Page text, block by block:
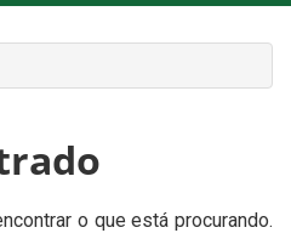
o que está procurando.